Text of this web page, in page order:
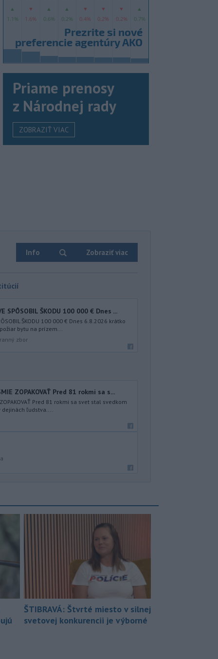
Priame prenosy
z Národnej rady
ZOBRAZIŤ VIAC
Info Zobraziť viac
SPÔSOBIL ŠKODU 100 000 € Dnes ...
ŠKODU 100 000 € Dnes 6.8.2026 krátko
bytu na prízem...
zbor
ZOPAKOVAŤ Pred 81 rokmi sa s...
ZOPAKOVAŤ Pred 81 rokmi sa svet stal svedkom
dejinách ľudstva....
ŠTIBRAVÁ: Štvrté miesto v silnej
svetovej konkurencii je výborné